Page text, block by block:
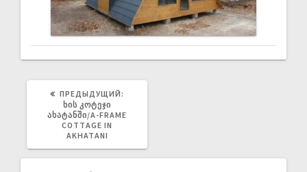
ПРЕДЫДУЩИЙ:
ᲮᲘᲡ ᲙᲝᲢᲔᲯᲘ
ᲐᲮᲐᲢᲐᲜᲨᲘ/A-FRAME
COTTAGE IN
AKHATANI